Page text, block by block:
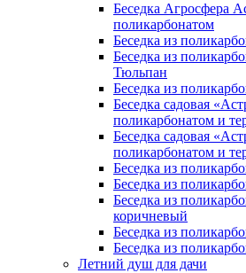
Беседка Агросфера
поликарбонатом
Беседка из
Беседка из
Тюльпан
Беседка из
Беседка садовая
поликарбонатом и
Беседка садовая
поликарбонатом и
Беседка из
Беседка из
Беседка из
коричневый
Беседка из
Беседка из
Летний душ для дачи